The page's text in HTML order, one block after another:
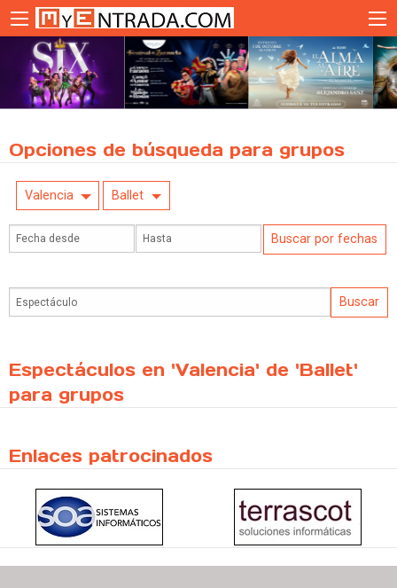
Opciones de búsqueda para grupos
Valencia Ballet
Espectáculos en 'Valencia' de 'Ballet'
para grupos
Enlaces patrocinados